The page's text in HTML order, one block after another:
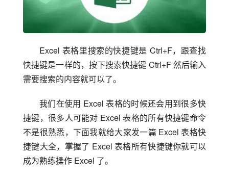
Excel 表格里搜索的快捷键是 Ctrl+F，跟查找
快捷键是一样的，按下搜索快捷键 Ctrl+F 然后输入
需要搜索的内容就可以了。
我们在使用 Excel 表格的时候还会用到很多快
捷键，很多人可能对 Excel 表格的所有快捷键命令
不是很熟悉，下面我就给大家发一篇 Excel 表格快
捷键大全，掌握了 Excel 表格所有快捷键你就可以
成为熟练操作 Excel 了。